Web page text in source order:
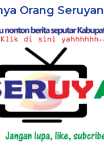
Orang Seruyan